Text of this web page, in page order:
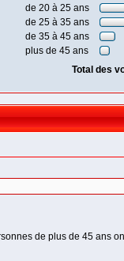
de 20 à 25 ans
de 25 à 35 ans
de 35 à 45 ans
plus de 45 ans
Total des
de plus de 45 ans